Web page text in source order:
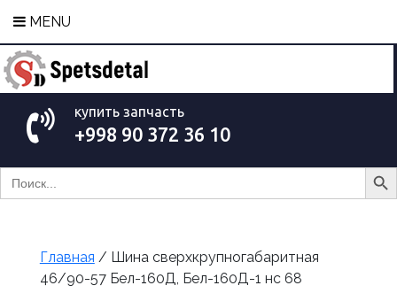
MENU
купить запчасть
+998 90 372 36 10
Search
for:
Search
Главная / Шина сверхкрупногабаритная
46/90-57 Бел-160Д, Бел-160Д-1 нс 68